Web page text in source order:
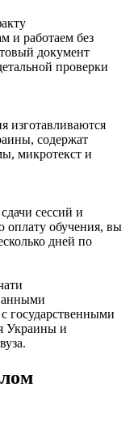
и работаем без
документ
проверки
изготавливаются
содержат
микротекст и
сессий и
оплату обучения, вы
дней по
государственными
Украины и